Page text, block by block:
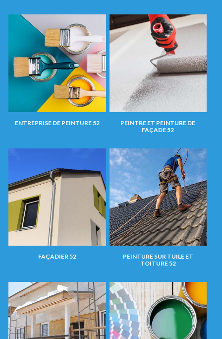
ENTREPRISE DE PEINTURE 52
PEINTRE ET PEINTURE DE
FAÇADE 52
FAÇADIER 52
PEINTURE SUR TUILE ET
TOITURE 52